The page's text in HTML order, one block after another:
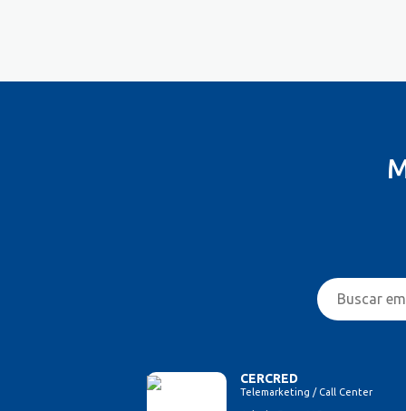
Entregador/MotoboyCERCRED
Telemarketing / Call Center